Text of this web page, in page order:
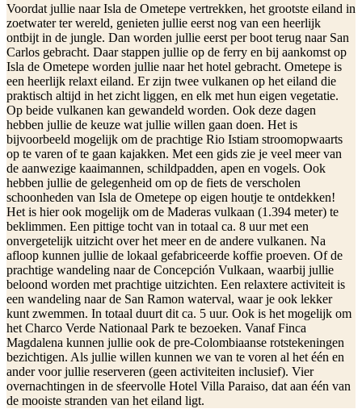
Voordat jullie naar Isla de Ometepe vertrekken, het grootste eiland in
zoetwater ter wereld, genieten jullie eerst nog van een heerlijk
ontbijt in de jungle. Dan worden jullie eerst per boot terug naar San
Carlos gebracht. Daar stappen jullie op de ferry en bij aankomst op
Isla de Ometepe worden jullie naar het hotel gebracht. Ometepe is
een heerlijk relaxt eiland. Er zijn twee vulkanen op het eiland die
praktisch altijd in het zicht liggen, en elk met hun eigen vegetatie.
Op beide vulkanen kan gewandeld worden. Ook deze dagen
hebben jullie de keuze wat jullie willen gaan doen. Het is
bijvoorbeeld mogelijk om de prachtige Rio Istiam stroomopwaarts
op te varen of te gaan kajakken. Met een gids zie je veel meer van
de aanwezige kaaimannen, schildpadden, apen en vogels. Ook
hebben jullie de gelegenheid om op de fiets de verscholen
schoonheden van Isla de Ometepe op eigen houtje te ontdekken!
Het is hier ook mogelijk om de Maderas vulkaan (1.394 meter) te
beklimmen. Een pittige tocht van in totaal ca. 8 uur met een
onvergetelijk uitzicht over het meer en de andere vulkanen. Na
afloop kunnen jullie de lokaal gefabriceerde koffie proeven. Of de
prachtige wandeling naar de Concepción Vulkaan, waarbij jullie
beloond worden met prachtige uitzichten. Een relaxtere activiteit is
een wandeling naar de San Ramon waterval, waar je ook lekker
kunt zwemmen. In totaal duurt dit ca. 5 uur. Ook is het mogelijk om
het Charco Verde Nationaal Park te bezoeken. Vanaf Finca
Magdalena kunnen jullie ook de pre-Colombiaanse rotstekeningen
bezichtigen. Als jullie willen kunnen we van te voren al het één en
ander voor jullie reserveren (geen activiteiten inclusief). Vier
overnachtingen in de sfeervolle Hotel Villa Paraiso, dat aan één van
de mooiste stranden van het eiland ligt.